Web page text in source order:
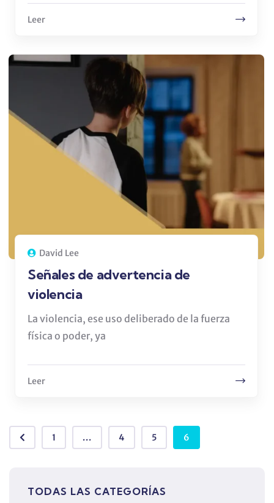
Leer
David Lee
Señales de advertencia de
violencia
La violencia, ese uso deliberado de la fuerza
física o poder, ya
Leer
1 ... 4 5 6
TODAS LAS CATEGORÍAS